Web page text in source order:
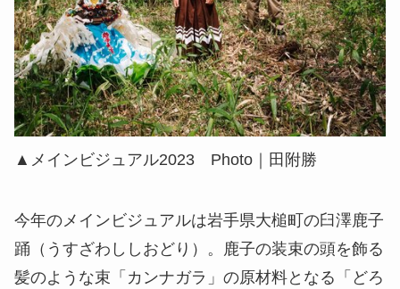
▲メインビジュアル2023 Photo｜田附勝
今年のメインビジュアルは岩手県大槌町の臼澤鹿子
踊（うすざわししおどり）。鹿子の装束の頭を飾る
髪のような束「カンナガラ」の原材料となる「どろ